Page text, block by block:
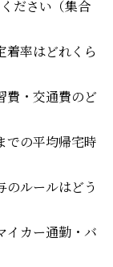
ださい（集合
着率はどれくら
費・交通費のど
での平均帰宅時
のルールはどう
イカー通勤・バ